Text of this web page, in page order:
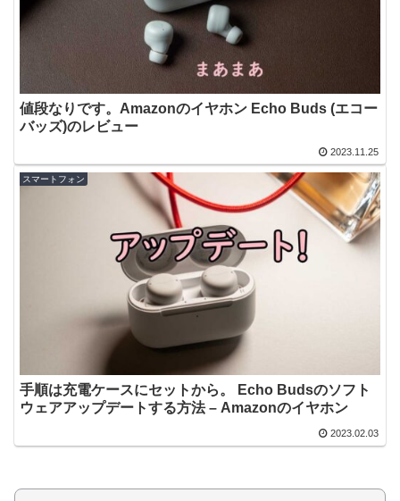
値段なりです。Amazonのイヤホン Echo Buds (エコー
バッズ)のレビュー
2023.11.25
スマートフォン
手順は充電ケースにセットから。 Echo Budsのソフト
ウェアアップデートする方法 – Amazonのイヤホン
2023.02.03